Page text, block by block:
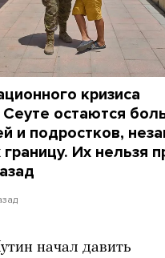
кризиса
Сеуте остаются
и подростков,
Их нельзя
начал давить